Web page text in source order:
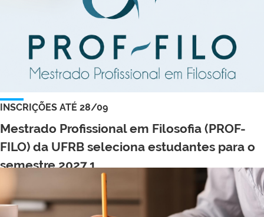
INSCRIÇÕES ATÉ 28/09
Mestrado Profissional em Filosofia (PROF-
FILO) da UFRB seleciona estudantes para o
semestre 2027.1